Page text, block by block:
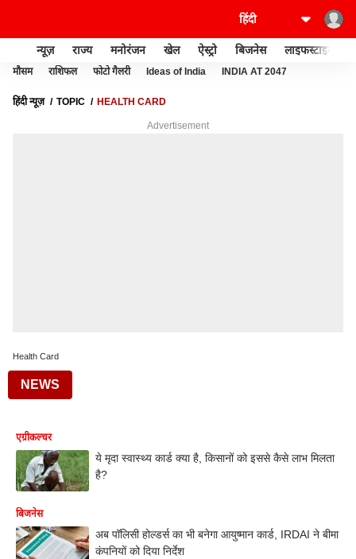
न्यूज़ राज्य मनोरंजन खेल ऐस्ट्रो बिजनेस लाइफस्टाइल
मौसम राशिफल फोटो गैलरी Ideas of India INDIA AT 2047
हिंदी न्यूज़ TOPIC HEALTH CARD
Advertisement
Health Card
NEWS
एग्रीकल्चर
ये मृदा स्वास्थ्य कार्ड क्या है, किसानों को इससे कैसे लाभ मिलता
है?
बिजनेस
अब पॉलिसी होल्डर्स का भी बनेगा आयुष्मान कार्ड, IRDAI ने बीमा
कंपनियों को दिया निर्देश